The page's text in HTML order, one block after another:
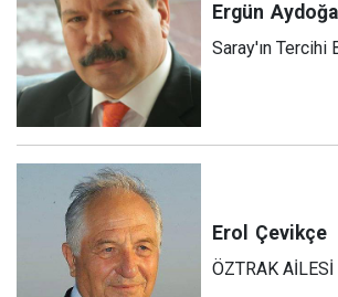
Ergün
Saray'ın Tercihi
Erol Çevikçe
ÖZTRAK AİLESİ